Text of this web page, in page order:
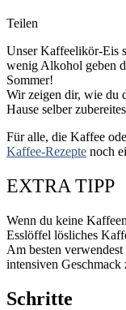
Teilen
Unser Kaffeelikör-Eis
wenig Alkohol geben
Sommer!
Wir zeigen dir, wie du
Hause selber
Für alle, die Kaffee
Kaffee-Rezepte noch
EXTRA TIPP
Wenn du keine
Esslöffel lösliches
Am besten
intensiven Geschmack
Schritte